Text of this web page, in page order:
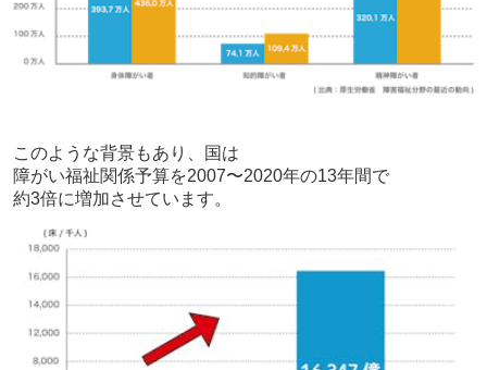
このような背景もあり、国は
障がい福祉関係予算を2007〜2020年の13年間で
約3倍に増加させています。